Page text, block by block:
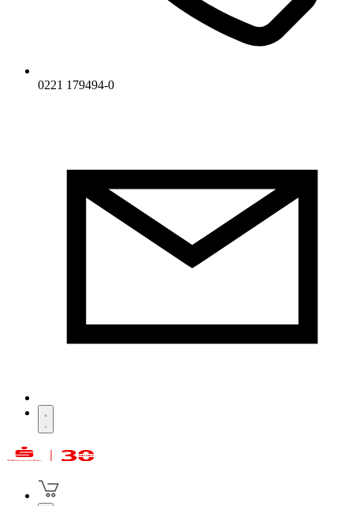
0221 179494-0